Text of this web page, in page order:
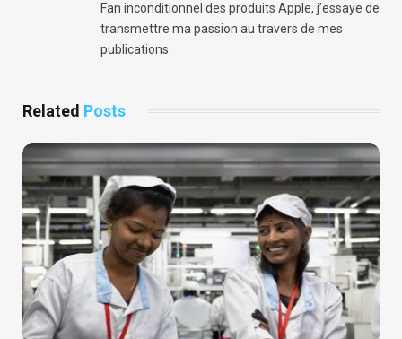
Fan inconditionnel des produits Apple, j’essaye de
transmettre ma passion au travers de mes
publications.
Related Posts